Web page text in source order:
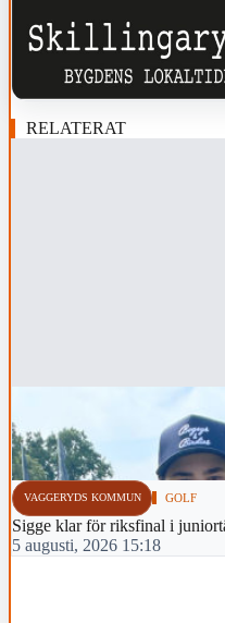
RELATERAT
VAGGERYDS KOMMUN GOLF
Sigge klar för riksfinal i
5 augusti, 2026 15:18